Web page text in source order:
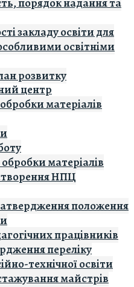
закладу освіти для
освітніми
розвитку
центр
матеріалів
матеріалів
НПЦ
положення
працівників
переліку
технічної освіти
майстрів